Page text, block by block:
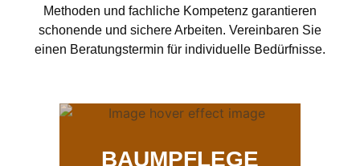
Methoden und fachliche Kompetenz garantieren
schonende und sichere Arbeiten. Vereinbaren Sie
einen Beratungstermin für individuelle Bedürfnisse.
BAUMPFLEGE